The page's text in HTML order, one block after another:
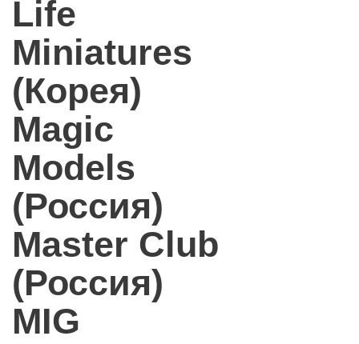
Life
Miniatures
(Корея)
Magic
Models
(Россия)
Master Club
(Россия)
MIG